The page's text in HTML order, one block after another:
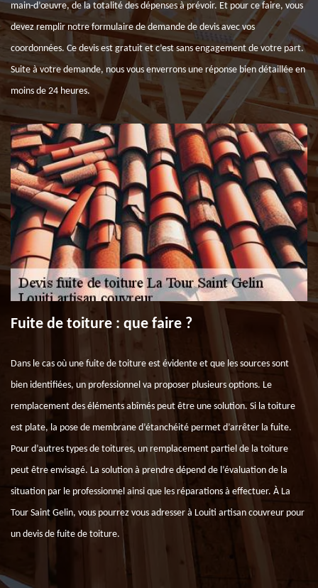
main-d’œuvre, de la totalité des dépenses à prévoir. Et pour ce faire, vous
devez remplir notre formulaire de demande de devis avec vos
coordonnées. Ce devis est gratuit et c’est sans engagement de votre part.
Suite à votre demande, nous vous enverrons une réponse bien détaillée en
moins de 24 heures.
Fuite de toiture : que faire ?
Dans le cas où une fuite de toiture est évidente et que les sources sont
bien identifiées, un professionnel va proposer plusieurs options. Le
remplacement des éléments abîmés peut être une solution. Si la toiture
est plate, la pose de membrane d’étanchéité permet d’arrêter la fuite.
Pour d’autres types de toitures, un remplacement partiel de la toiture
peut être envisagé. La solution à prendre dépend de l’évaluation de la
situation par le professionnel ainsi que les réparations à effectuer. À La
Tour Saint Gelin, vous pourrez vous adresser à Louiti artisan couvreur pour
un devis de fuite de toiture.